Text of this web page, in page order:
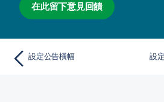
在此留下意見回饋
設定公告橫幅 設